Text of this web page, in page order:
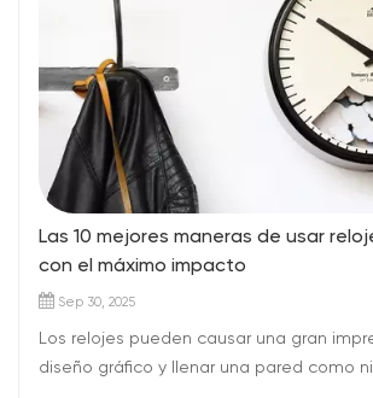
Las 10 mejores maneras de usar
con el máximo impacto
Sep 30, 2025
Los relojes pueden causar una gran
diseño gráfico y llenar una pared como